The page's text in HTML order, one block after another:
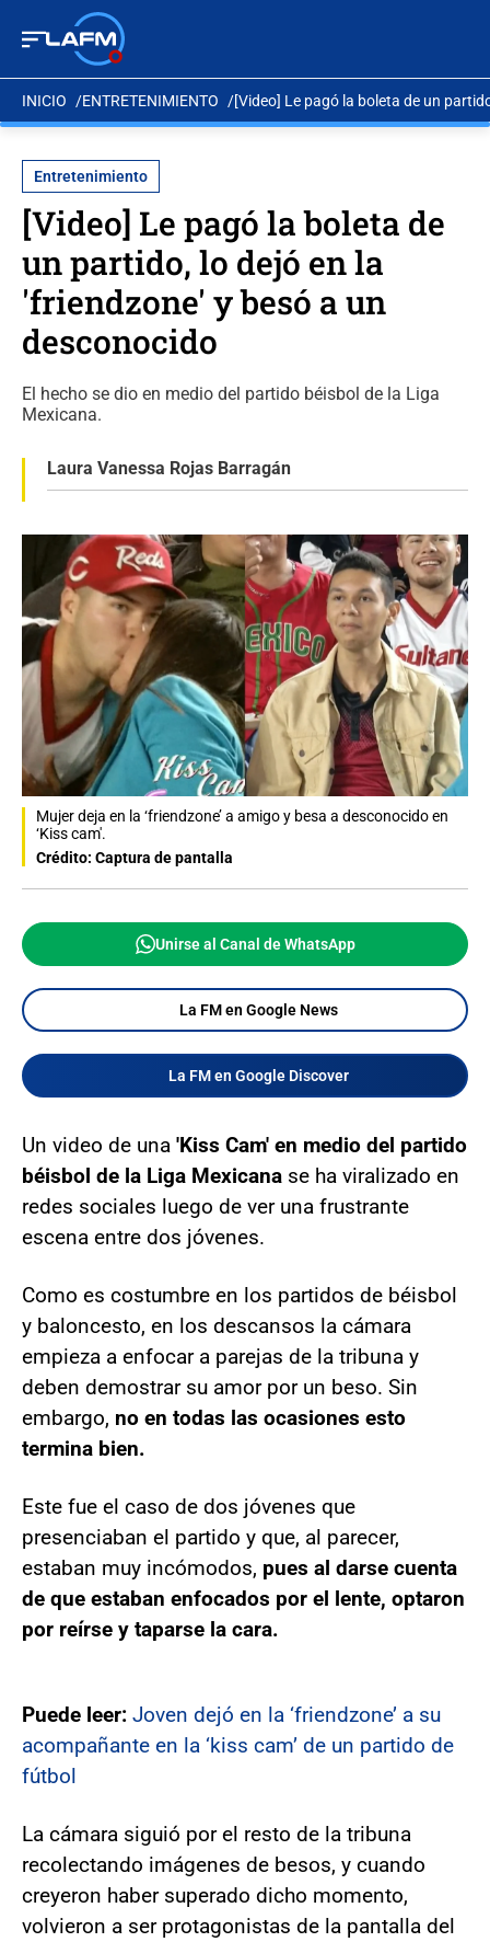
INICIO ENTRETENIMIENTO [Video] Le pagó la boleta de un
Entretenimiento
[Video] Le pagó la boleta de
un partido, lo dejó en la
'friendzone' y besó a un
desconocido
El hecho se dio en medio del partido béisbol de la Liga
Mexicana.
Laura Vanessa Rojas Barragán
Mujer deja en la ‘friendzone’ a amigo y besa a desconocido en
‘Kiss cam'.
Crédito: Captura de pantalla
Unirse al Canal de WhatsApp
La FM en Google News
La FM en Google Discover
Un video de una 'Kiss Cam' en medio del partido
béisbol de la Liga Mexicana se ha viralizado en
redes sociales luego de ver una frustrante
escena entre dos jóvenes.
Como es costumbre en los partidos de béisbol
y baloncesto, en los descansos la cámara
empieza a enfocar a parejas de la tribuna y
deben demostrar su amor por un beso. Sin
embargo, no en todas las ocasiones esto
termina bien.
Este fue el caso de dos jóvenes que
presenciaban el partido y que, al parecer,
estaban muy incómodos, pues al darse cuenta
de que estaban enfocados por el lente, optaron
por reírse y taparse la cara.
Puede leer: Joven dejó en la ‘friendzone’ a su
acompañante en la ‘kiss cam’ de un partido de
fútbol
La cámara siguió por el resto de la tribuna
recolectando imágenes de besos, y cuando
creyeron haber superado dicho momento,
volvieron a ser protagonistas de la pantalla del